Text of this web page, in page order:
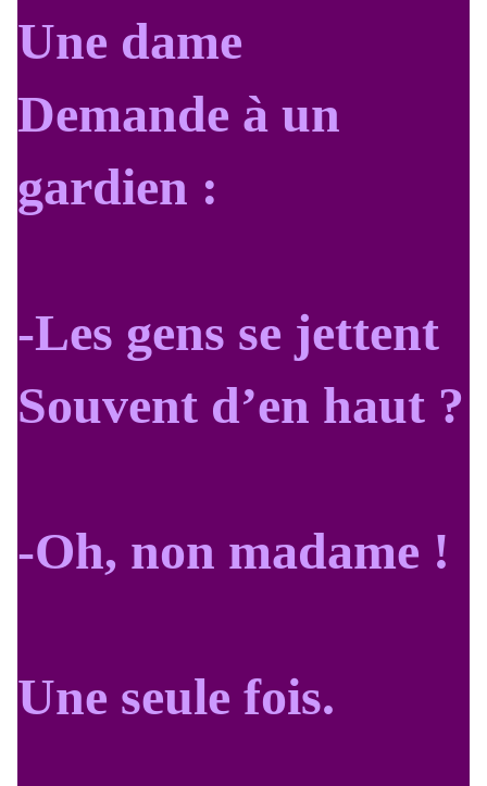
Une dame
Demande à un
gardien :
-Les gens se jettent
Souvent d’en haut ?
-Oh, non madame !
Une seule fois.